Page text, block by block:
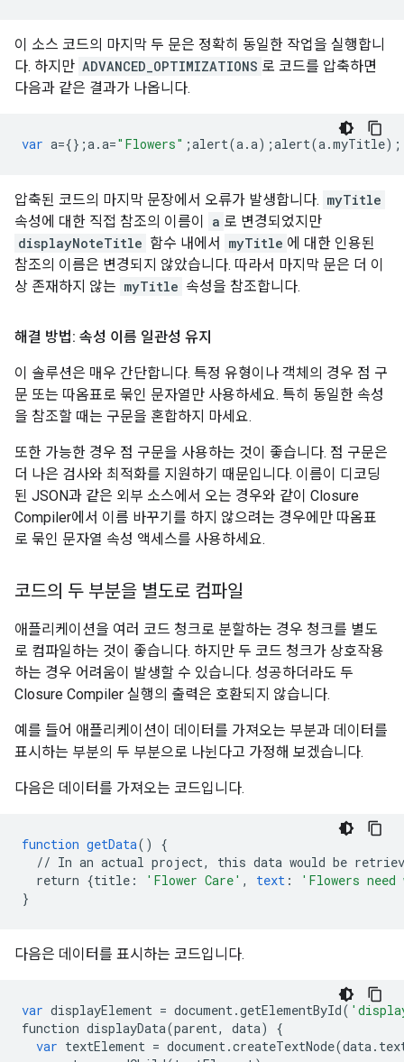
이 소스 코드의 마지막 두 문은 정확히 동일한 작업을 실행합니
다. 하지만 ADVANCED_OPTIMIZATIONS 로 코드를 압축하면
다음과 같은 결과가 나옵니다.
var a={};a.a="Flowers" ;alert(a.a);alert(a.myTitle);
압축된 코드의 마지막 문장에서 오류가 발생합니다. myTitle
속성에 대한 직접 참조의 이름이
a 로 변경되었지만
displayNoteTitle 함수 내에서 myTitle 에 대한 인용된
참조의 이름은 변경되지 않았습니다. 따라서 마지막 문은 더 이
상 존재하지 않는 myTitle 속성을 참조합니다.
해결 방법: 속성 이름 일관성 유지
이 솔루션은 매우 간단합니다. 특정 유형이나 객체의 경우 점 구
문 또는 따옴표로 묶인 문자열만 사용하세요. 특히 동일한 속성
을 참조할 때는 구문을 혼합하지 마세요.
또한 가능한 경우 점 구문을 사용하는 것이 좋습니다. 점 구문은
더 나은 검사와 최적화를 지원하기 때문입니다. 이름이 디코딩
된 JSON과 같은 외부 소스에서 오는 경우와 같이 Closure
Compiler에서 이름 바꾸기를 하지 않으려는 경우에만 따옴표
로 묶인 문자열 속성 액세스를 사용하세요.
코드의 두 부분을 별도로 컴파일
애플리케이션을 여러 코드 청크로 분할하는 경우 청크를 별도
로 컴파일하는 것이 좋습니다. 하지만 두 코드 청크가 상호작용
하는 경우 어려움이 발생할 수 있습니다. 성공하더라도 두
Closure Compiler 실행의 출력은 호환되지 않습니다.
예를 들어 애플리케이션이 데이터를 가져오는 부분과 데이터를
표시하는 부분의 두 부분으로 나뉜다고 가정해 보겠습니다.
다음은 데이터를 가져오는 코드입니다.
function getData()
{
// In an actual project, this data would be
return {title : 'Flower Care' , text :
'Flowers
}
다음은 데이터를 표시하는 코드입니다.
var displayElement = document.getElementById(
function displayData(parent, data)
{
var textElement = document.createTextNode(data.